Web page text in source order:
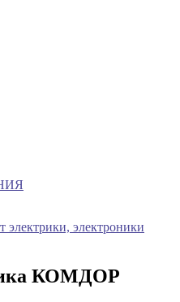
электрики, электроники
КОМДОР